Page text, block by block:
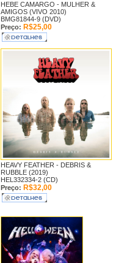
HEBE CAMARGO - MULHER &
AMIGOS (VIVO 2010)
BMG81844-9 (DVD)
Preço: R$25,00
HEAVY FEATHER - DEBRIS &
RUBBLE (2019)
HEL332334-2 (CD)
Preço: R$32,00